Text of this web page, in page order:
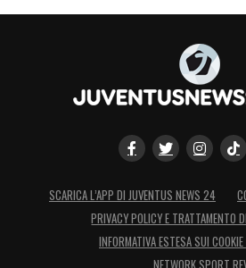
SCARICA L’APP DI JUVENTUS NEWS 24
PRIVACY POLICY E TRATTAMENTO
INFORMATIVA ESTESA SUI